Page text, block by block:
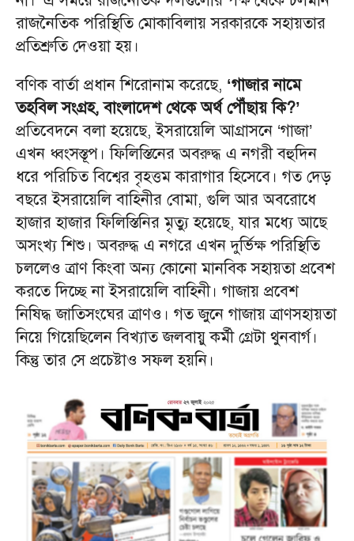
রাজনৈতিক পরিস্থিতি মোকাবিলায় সরকারকে সহায়তার
প্রতিশ্রুতি দেওয়া হয়।
বণিক বার্তা প্রধান শিরোনাম করেছে, ‘গাজার নামে
তহবিল সংগ্রহ, বাংলাদেশ থেকে অর্থ পৌঁছায় কি?’
প্রতিবেদনে বলা হয়েছে, ইসরায়েলি আগ্রাসনে ‘গাজা’
এখন ধ্বংসস্তূপ। ফিলিস্তিনের অবরুদ্ধ এ নগরী বহুদিন
ধরে পরিচিত বিশ্বের বৃহত্তম কারাগার হিসেবে। গত দেড়
বছরে ইসরায়েলি বাহিনীর বোমা, গুলি আর অবরোধে
হাজার হাজার ফিলিস্তিনির মৃত্যু হয়েছে, যার মধ্যে আছে
অসংখ্য শিশু। অবরুদ্ধ এ নগরে এখন দুর্ভিক্ষ পরিস্থিতি
চললেও ত্রাণ কিংবা অন্য কোনো মানবিক সহায়তা প্রবেশ
করতে দিচ্ছে না ইসরায়েলি বাহিনী। গাজায় প্রবেশ
নিষিদ্ধ জাতিসংঘের ত্রাণও। গত জুনে গাজায় ত্রাণসহায়তা
নিয়ে গিয়েছিলেন বিখ্যাত জলবায়ু কর্মী গ্রেটা থুনবার্গ।
কিন্তু তার সে প্রচেষ্টাও সফল হয়নি।